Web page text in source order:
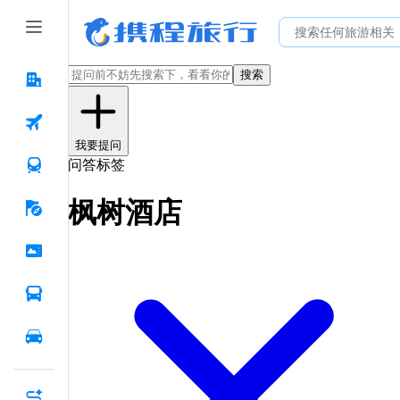
搜索
我要提问
问答标签
枫树酒店